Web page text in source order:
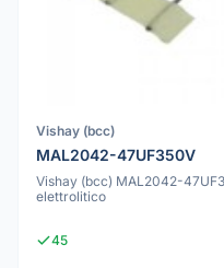
Vishay (bcc)
MAL2042-47UF350V
Vishay (bcc) MAL2042-
elettrolitico
45